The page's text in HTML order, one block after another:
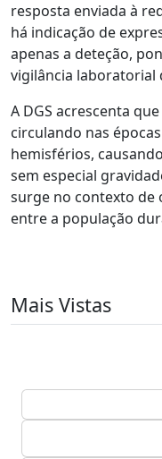
resposta enviada à
há indicação de
apenas a deteção,
vigilância
A DGS acrescenta
circulando nas
hemisférios,
sem especial
surge no contexto de
entre a população
Mais Vistas